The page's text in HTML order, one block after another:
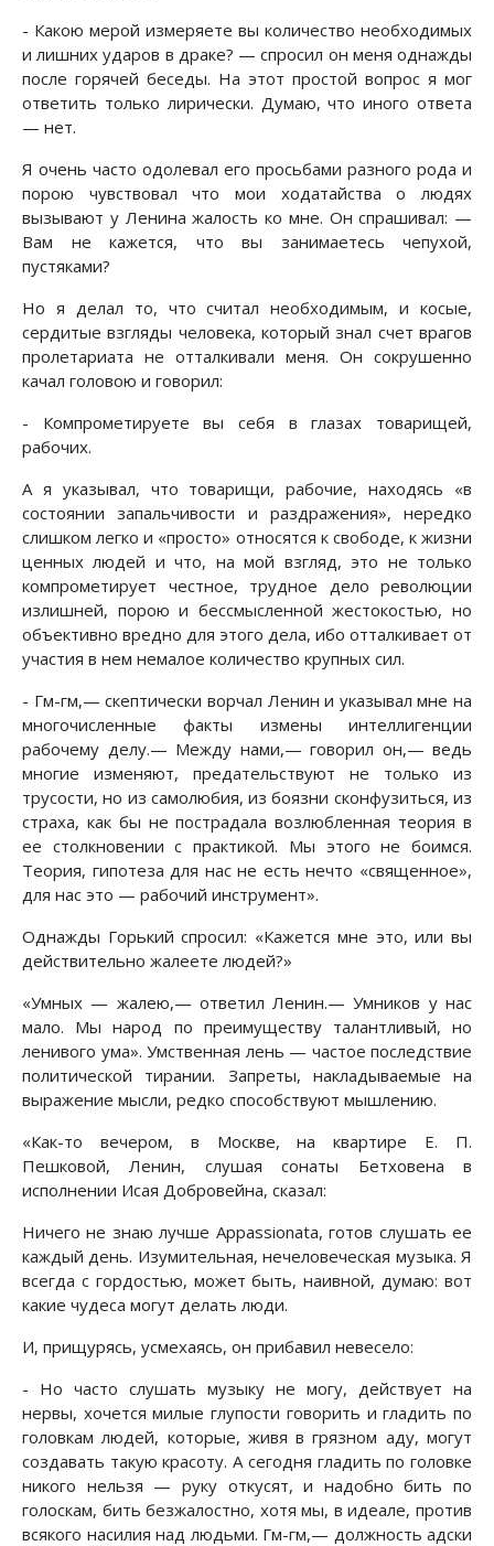
- Какою мерой измеряете вы количество необходимых
и лишних ударов в драке? — спросил он меня однажды
после горячей беседы. На этот простой вопрос я мог
ответить только лирически. Думаю, что иного ответа
— нет.
Я очень часто одолевал его просьбами разного рода и
порою чувствовал что мои ходатайства о людях
вызывают у Ленина жалость ко мне. Он спрашивал: —
Вам не кажется, что вы занимаетесь чепухой,
пустяками?
Но я делал то, что считал необходимым, и косые,
сердитые взгляды человека, который знал счет врагов
пролетариата не отталкивали меня. Он сокрушенно
качал головою и говорил:
- Компрометируете вы себя в глазах товарищей,
рабочих.
А я указывал, что товарищи, рабочие, находясь «в
состоянии запальчивости и раздражения», нередко
слишком легко и «просто» относятся к свободе, к жизни
ценных людей и что, на мой взгляд, это не только
компрометирует честное, трудное дело революции
излишней, порою и бессмысленной жестокостью, но
объективно вредно для этого дела, ибо отталкивает от
участия в нем немалое количество крупных сил.
- Гм-гм,— скептически ворчал Ленин и указывал мне на
многочисленные факты измены интеллигенции
рабочему делу.— Между нами,— говорил он,— ведь
многие изменяют, предательствуют не только из
трусости, но из самолюбия, из боязни сконфузиться, из
страха, как бы не пострадала возлюбленная теория в
ее столкновении с практикой. Мы этого не боимся.
Теория, гипотеза для нас не есть нечто «священное»,
для нас это — рабочий инструмент».
Однажды Горький спросил: «Кажется мне это, или вы
действительно жалеете людей?»
«Умных — жалею,— ответил Ленин.— Умников у нас
мало. Мы народ по преимуществу талантливый, но
ленивого ума». Умственная лень — частое последствие
политической тирании. Запреты, накладываемые на
выражение мысли, редко способствуют мышлению.
«Как-то вечером, в Москве, на квартире Е. П.
Пешковой, Ленин, слушая сонаты Бетховена в
исполнении Исая Добровейна, сказал:
Ничего не знаю лучше Appassionata, готов слушать ее
каждый день. Изумительная, нечеловеческая музыка. Я
всегда с гордостью, может быть, наивной, думаю: вот
какие чудеса могут делать люди.
И, прищурясь, усмехаясь, он прибавил невесело:
- Но часто слушать музыку не могу, действует на
нервы, хочется милые глупости говорить и гладить по
головкам людей, которые, живя в грязном аду, могут
создавать такую красоту. А сегодня гладить по головке
никого нельзя — руку откусят, и надобно бить по
голоскам, бить безжалостно, хотя мы, в идеале, против
всякого насилия над людьми. Гм-гм,— должность адски